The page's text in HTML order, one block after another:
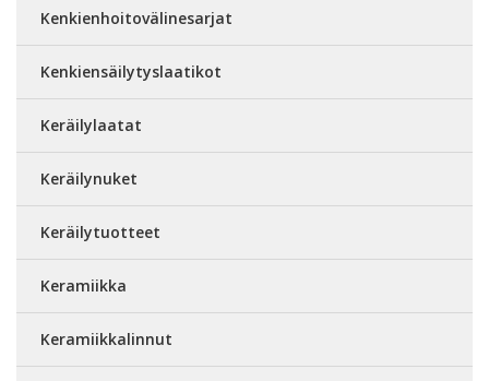
Kenkienhoitovälinesarjat
Kenkiensäilytyslaatikot
Keräilylaatat
Keräilynuket
Keräilytuotteet
Keramiikka
Keramiikkalinnut